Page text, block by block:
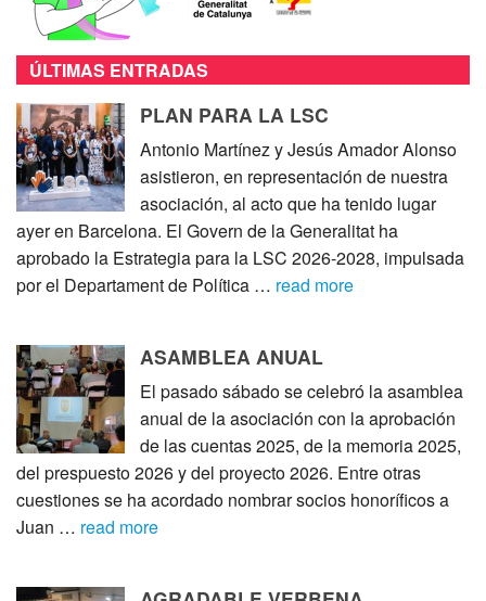
ÚLTIMAS ENTRADAS
PLAN PARA LA LSC
Antonio Martínez y Jesús Amador Alonso
asistieron, en representación de nuestra
asociación, al acto que ha tenido lugar
ayer en Barcelona. El Govern de la Generalitat ha
aprobado la Estrategia para la LSC 2026-2028, impulsada
por el Departament de Política … read more
ASAMBLEA ANUAL
El pasado sábado se celebró la asamblea
anual de la asociación con la aprobación
de las cuentas 2025, de la memoria 2025,
del prespuesto 2026 y del proyecto 2026. Entre otras
cuestiones se ha acordado nombrar socios honoríficos a
Juan … read more